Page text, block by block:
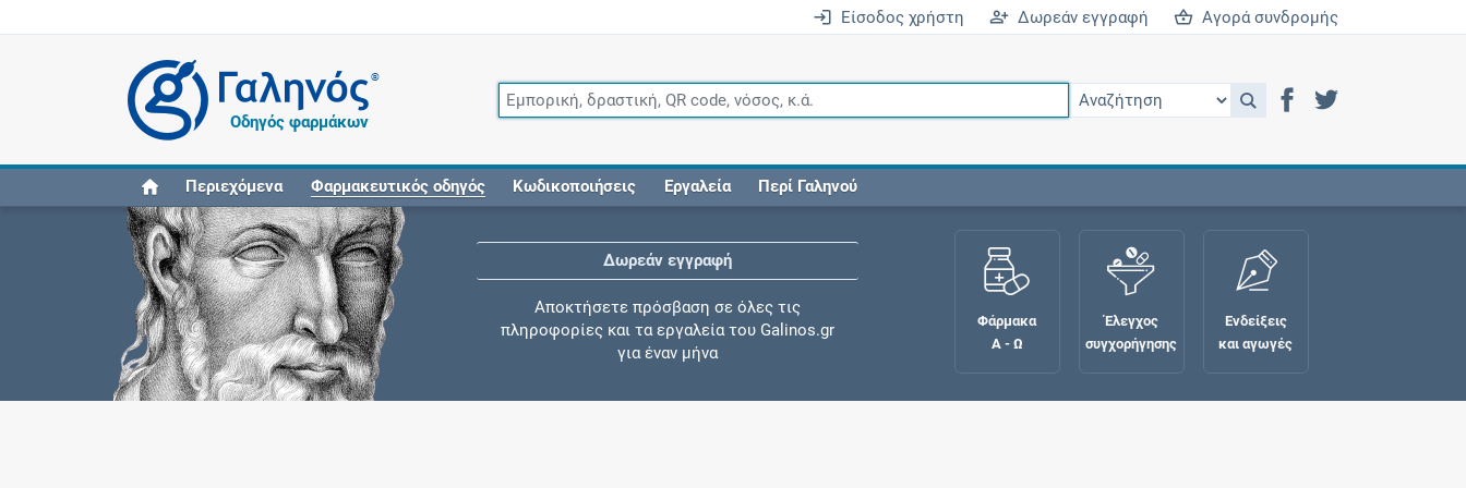
Είσοδος χρήστη Δωρεάν εγγραφή Αγορά συνδρομής
®
Οδηγός φαρμάκων
Περιεχόμενα Φαρμακευτικός οδηγός Κωδικοποιήσεις Εργαλεία Περί Γαληνού
Δωρεάν εγγραφή
Αποκτήσετε πρόσβαση σε όλες τις
πληροφορίες και τα εργαλεία του Galinos.gr
για έναν μήνα
Φάρμακα
Α - Ω
Έλεγχος
συγχορήγησης
Ενδείξεις
και αγωγές